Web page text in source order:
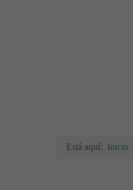
Está aquí: Inicio